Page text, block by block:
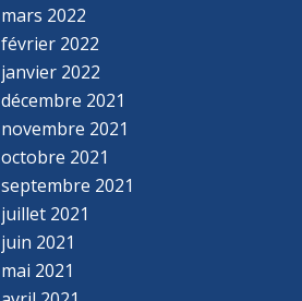
mars 2022
février 2022
janvier 2022
décembre 2021
novembre 2021
octobre 2021
septembre 2021
juillet 2021
juin 2021
mai 2021